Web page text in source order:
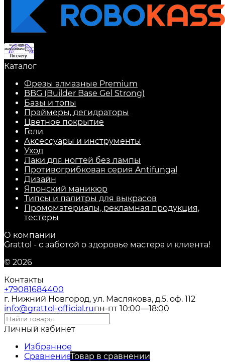
Каталог
Фрезы алмазные Premium
BBG (Builder Base Gel Strong)
Базы и топы
Праймеры, дегидраторы
Цветное покрытие
Гели
Аксессуары и инструменты
Уход
Лаки для ногтей без лампы
Противогрибковая серия Antifungal
Дизайн
Японский маникюр
Типсы и палитры для выкрасов
Промоматериалы, рекламная продукция,
тестеры
О компании
Grattol - с заботой о здоровье мастера и клиента!
© 2026
Контакты
+79081684400
г. Нижний Новгород, ул. Маслякова, д.5, оф. 112
info@grattol-official.ruпн-пт 10:00—18:00
Личный кабинет
Избранное
СравнениеТовар в сравнении